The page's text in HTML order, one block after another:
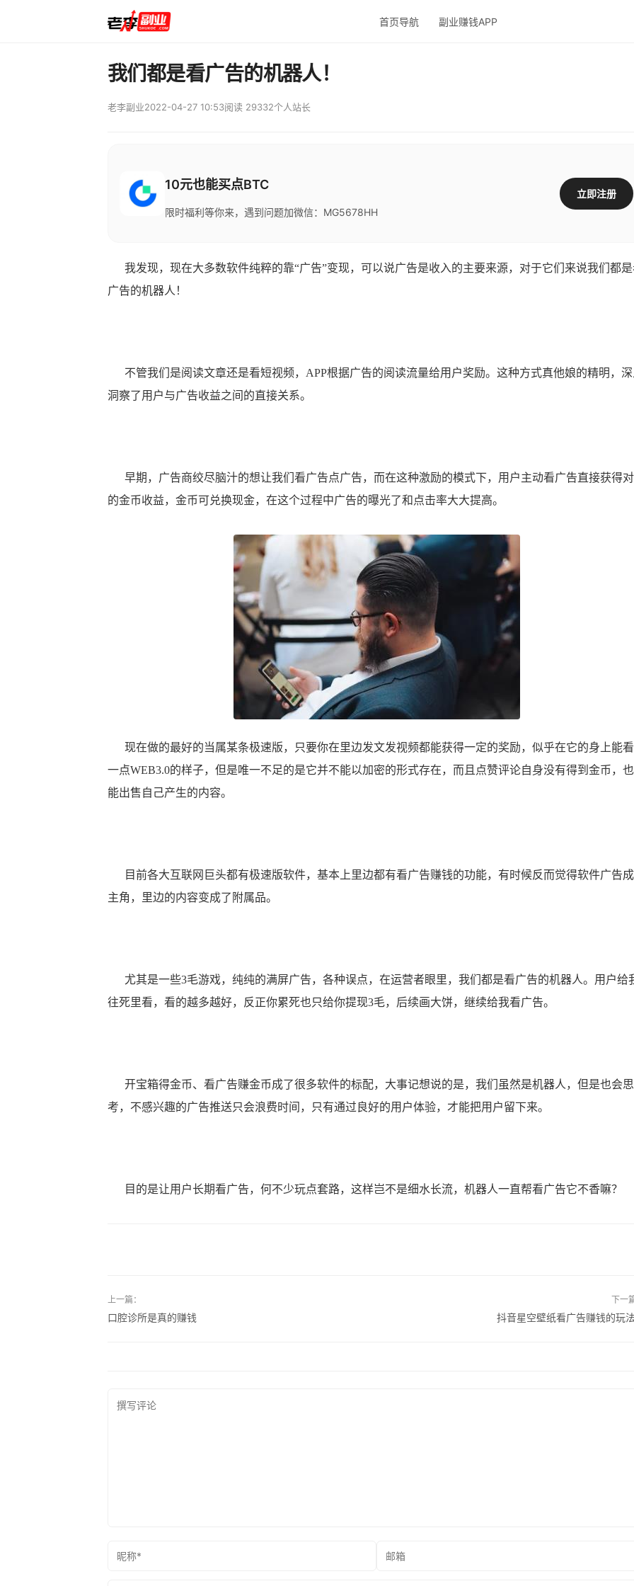
首页导航 副业赚钱APP
我们都是看广告的机器人！
老李副业2022-04-27 10:53阅读 29332个人站长
10元也能买点BTC
限时福利等你来，遇到问题加微信：MG5678HH
立即注册
我发现，现在大多数软件纯粹的靠“广告”变现，可以说广告是收入的主要来源，对于它们来说我们都
广告的机器人！
不管我们是阅读文章还是看短视频，APP根据广告的阅读流量给用户奖励。这种方式真他娘的精明，
洞察了用户与广告收益之间的直接关系。
早期，广告商绞尽脑汁的想让我们看广告点广告，而在这种激励的模式下，用户主动看广告直接获得
的金币收益，金币可兑换现金，在这个过程中广告的曝光了和点击率大大提高。
现在做的最好的当属某条极速版，只要你在里边发文发视频都能获得一定的奖励，似乎在它的身上能
一点WEB3.0的样子，但是唯一不足的是它并不能以加密的形式存在，而且点赞评论自身没有得到金币，
能出售自己产生的内容。
目前各大互联网巨头都有极速版软件，基本上里边都有看广告赚钱的功能，有时候反而觉得软件广告
主角，里边的内容变成了附属品。
尤其是一些3毛游戏，纯纯的满屏广告，各种误点，在运营者眼里，我们都是看广告的机器人。用户给
往死里看，看的越多越好，反正你累死也只给你提现3毛，后续画大饼，继续给我看广告。
开宝箱得金币、看广告赚金币成了很多软件的标配，大事记想说的是，我们虽然是机器人，但是也会思
考，不感兴趣的广告推送只会浪费时间，只有通过良好的用户体验，才能把用户留下来。
目的是让用户长期看广告，何不少玩点套路，这样岂不是细水长流，机器人一直帮看广告它不香嘛？
上一篇：
口腔诊所是真的赚钱
下一
抖音星空壁纸看广告赚钱的玩